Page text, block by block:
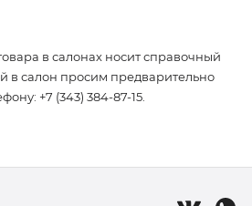
в салонах носит справочный
в салон просим предварительно
+7 (343) 384-87-15.